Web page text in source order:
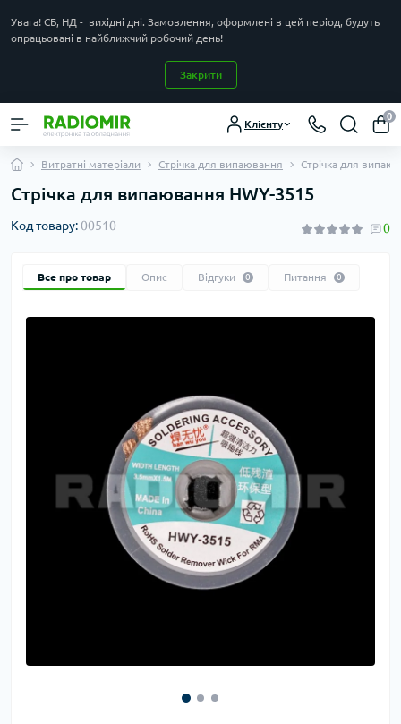
Увага! СБ, НД - вихідні дні. Замовлення, оформлені в цей період, будуть
опрацьовані в найближчий робочий день!
Закрити
Клієнту
0
Витратні матеріали Стрічка для випаювання Стрічка для
Стрічка для випаювання HWY-3515
Код товару:00510 0
Все про товар Опис Відгуки 0 Питання 0